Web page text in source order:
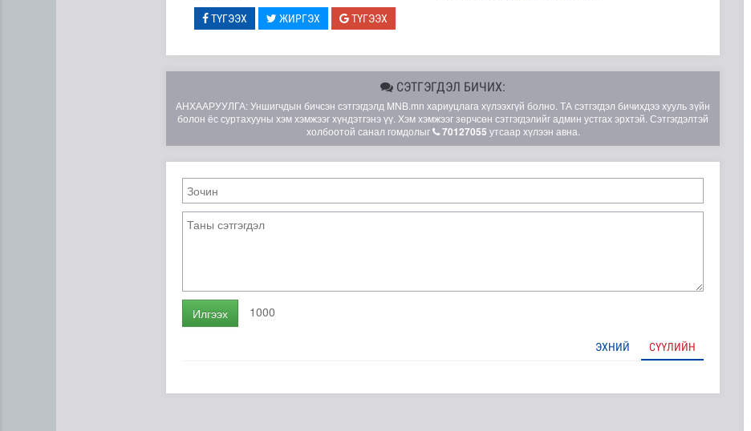
ТҮГЭЭХ ЖИРГЭХ ТҮГЭЭХ
СЭТГЭГДЭЛ БИЧИХ:
АНХААРУУЛГА: Уншигчдын бичсэн сэтгэгдэлд MNB.mn хариуцлага хүлээхгүй болно. ТА сэтгэгдэл бичихдээ хууль зүйн
болон ёс суртахууны хэм хэмжээг хүндэтгэнэ үү. Хэм хэмжээг зөрчсөн сэтгэгдэлийг админ устгах эрхтэй. Сэтгэгдэлтэй
холбоотой санал гомдолыг
70127055 утсаар хүлээн авна.
Илгээх 1000
ЭХНИЙ СҮҮЛИЙН